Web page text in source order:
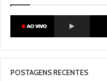
POSTAGENS RECENTES